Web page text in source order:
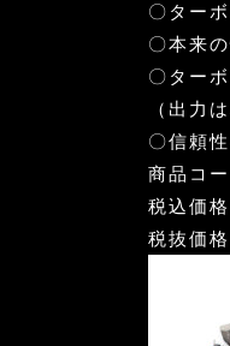
〇ター
〇本来
〇ター
（出力
〇信頼
商品コ
税込価
税抜価